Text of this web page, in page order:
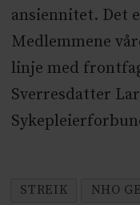
ansiennitet. Det
Medlemmene
linje med
Sverresdatter
STREIK NHO